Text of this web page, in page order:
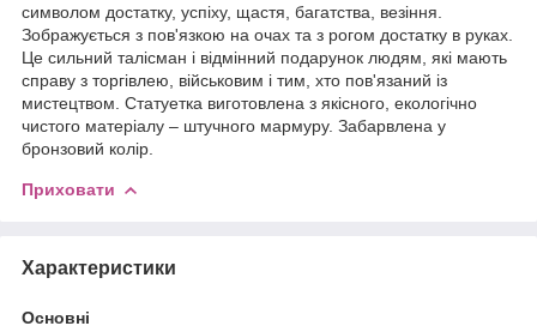
символом достатку, успіху, щастя, багатства, везіння.
Зображується з пов'язкою на очах та з рогом достатку в руках.
Це сильний талісман і відмінний подарунок людям, які мають
справу з торгівлею, військовим і тим, хто пов'язаний із
мистецтвом. Статуетка виготовлена з якісного, екологічно
чистого матеріалу – штучного мармуру. Забарвлена у
бронзовий колір.
Приховати
Характеристики
Основні